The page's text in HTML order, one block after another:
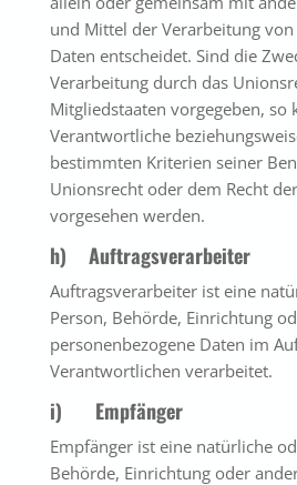
und Mittel der Verarbeitung
Daten entscheidet. Sind die
Verarbeitung durch das
Mitgliedstaaten vorgegeben, so
Verantwortliche
bestimmten Kriterien seiner
Unionsrecht oder dem Recht
vorgesehen werden.
h) Auftragsverarbeiter
Auftragsverarbeiter ist eine
Person, Behörde, Einrichtung
personenbezogene Daten im
Verantwortlichen verarbeitet.
i) Empfänger
Empfänger ist eine natürliche
Behörde, Einrichtung oder